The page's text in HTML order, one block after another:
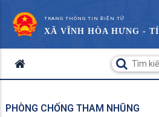
TRANG THÔNG TIN ĐIỆN TỬ
XÃ VĨNH HÒA HƯNG -
PHÒNG CHỐNG THAM NHŨNG